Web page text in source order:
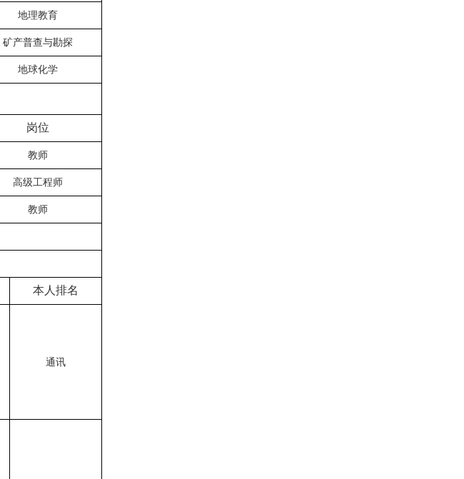
地理教育
矿产普查与勘探
地球化学
岗位
教师
高级工程师
教师
本人排名
通讯